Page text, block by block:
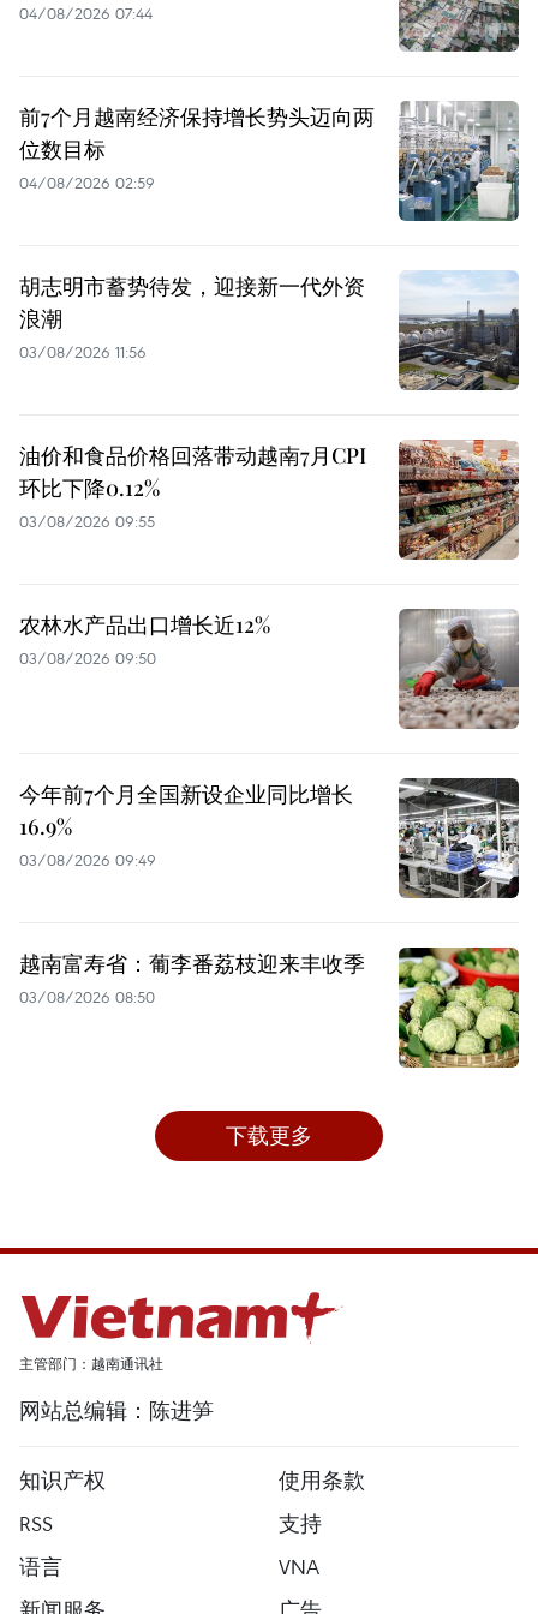
04/08/2026 07:44
前7个月越南经济保持增长势头迈向两
位数目标
04/08/2026 02:59
胡志明市蓄势待发，迎接新一代外资
浪潮
03/08/2026 11:56
油价和食品价格回落带动越南7月CPI
环比下降0.12%
03/08/2026 09:55
农林水产品出口增长近12%
03/08/2026 09:50
今年前7个月全国新设企业同比增长
16.9%
03/08/2026 09:49
越南富寿省：葡李番荔枝迎来丰收季
03/08/2026 08:50
下载更多
主管部门：越南通讯社
网站总编辑：陈进笋
知识产权
使用条款
RSS
支持
语言
VNA